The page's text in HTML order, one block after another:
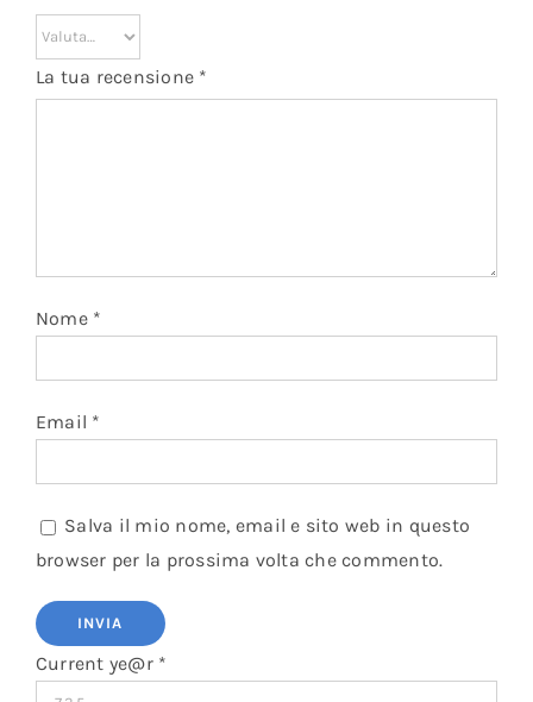
La tua recensione *
Nome *
Email *
Salva il mio nome, email e sito web in questo
browser per la prossima volta che commento.
Current ye@r *